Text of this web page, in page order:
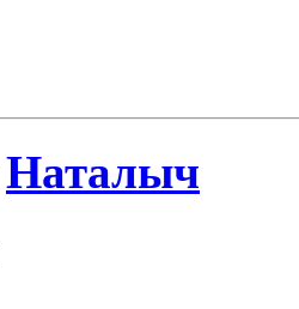
Наталыч